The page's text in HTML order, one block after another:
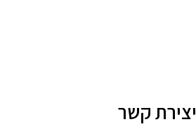
יצירת קשר